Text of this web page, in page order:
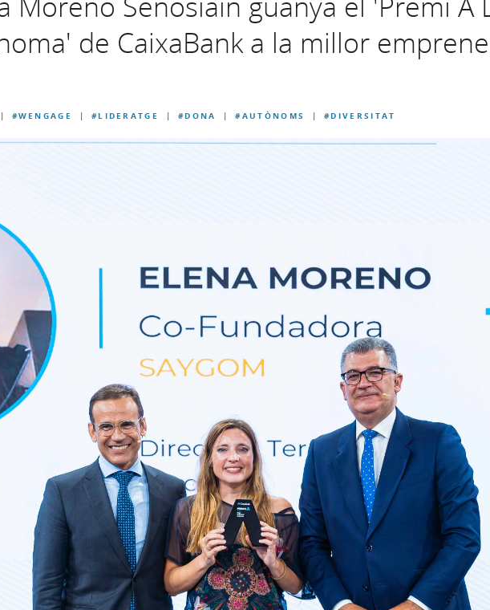
de CaixaBank a la millor
#WENGAGE #LIDERATGE #DONA |#AUTÒNOMS |#DIVERSITAT